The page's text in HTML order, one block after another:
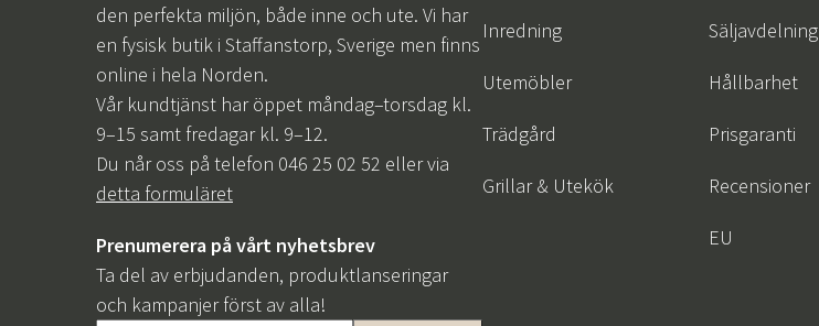
den perfekta miljön, både inne och ute. Vi har
en fysisk butik i Staffanstorp, Sverige men finns
online i hela Norden.
Vår kundtjänst har öppet måndag–torsdag kl.
9–15 samt fredagar kl. 9–12.
Du når oss på telefon 046 25 02 52 eller via
detta formuläret
Prenumerera på vårt nyhetsbrev
Ta del av erbjudanden, produktlanseringar
och kampanjer först av alla!
Inredning
Utemöbler
Trädgård
Grillar & Utekök
Säljavdelning
Hållbarhet
Prisgaranti
Recensioner
EU